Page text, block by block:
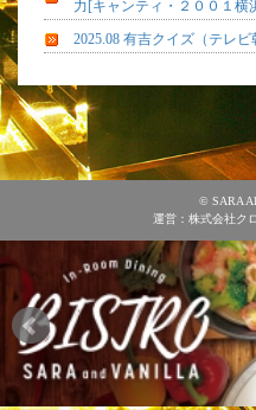
力[キャンティ・２００１横
2025.08 有吉クイズ（テレ
© SARA
運営：株式会社ク